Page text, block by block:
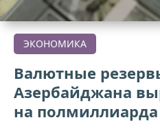
ЭКОНОМИКА
Валютные
Азербайджана
на